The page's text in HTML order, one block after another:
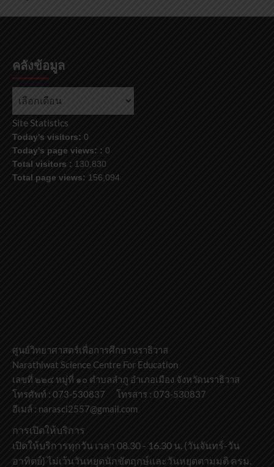
คลังข้อมูล
Site Statistics
Today's visitors: 0
Today's page views: : 0
Total visitors : 130,830
Total page views: 156,094
ศูนย์วิทยาศาสตร์เพื่อการศึกษานราธิวาส
Narathiwat Science Centre For Education
เลขที่ ๒๒๔ หมู่ที่ ๑๐ ตำบลลำภู อำเภอเมือง จังหวัดนราธิวาส
โทรศัพท์ : 073-530837 โทรสาร : 073-530837
อีเมล์ : narasci2557@gmail.com
การเปิดให้บริการ
เปิดให้บริการทุกวัน เวลา 08.30 - 16.30 น. (วันจันทร์-วัน
อาทิตย์) ไม่เว้นวันหยุดนักขัตฤกษ์และวันหยุดตามมติ ครม.